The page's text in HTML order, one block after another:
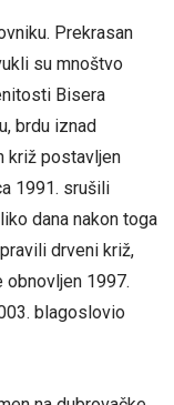
Prekrasan
su mnoštvo
Bisera
brdu iznad
križ postavljen
1991. srušili
dana nakon toga
drveni križ,
obnovljen 1997.
blagoslovio